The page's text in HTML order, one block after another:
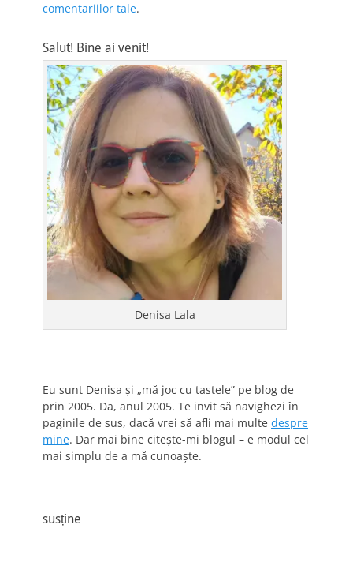
comentariilor tale.
Salut! Bine ai venit!
Denisa Lala
Eu sunt Denisa și „mă joc cu tastele” pe blog de
prin 2005. Da, anul 2005. Te invit să navighezi în
paginile de sus, dacă vrei să afli mai multe despre
mine. Dar mai bine citește-mi blogul – e modul cel
mai simplu de a mă cunoaște.
susține